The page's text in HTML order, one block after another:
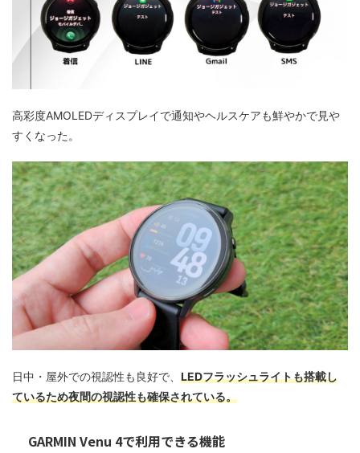
高彩度AMOLEDディスプレイで通知やヘルスケアも鮮やかで見や
すくなった。
日中・屋外での視認性も良好で、 LEDフラッシュライトも搭載し
ているため夜間の視認性も確保されている。
GARMIN Venu 4で利用できる機能